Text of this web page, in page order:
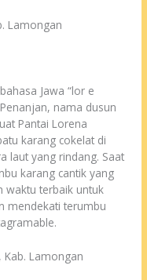
Lamongan
Jawa “lor e
nama dusun
Pantai Lorena
karang cokelat di
laut yang rindang. Saat
karang cantik yang
waktu terbaik untuk
mendekati terumbu
Kab. Lamongan